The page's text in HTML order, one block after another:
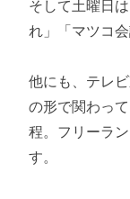
そして土曜日
れ」「マツコ
他にも、テレ
の形で関わっ
程。フリーラ
す。